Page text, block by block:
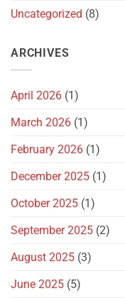
Uncategorized (8)
ARCHIVES
April 2026 (1)
March 2026 (1)
February 2026 (1)
December 2025 (1)
October 2025 (1)
September 2025 (2)
August 2025 (3)
June 2025 (5)